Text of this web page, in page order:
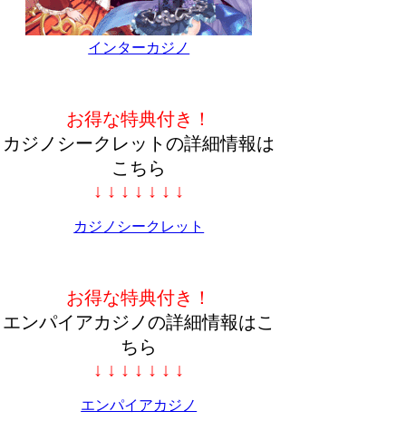
インターカジノ
お得な特典付き！
カジノシークレットの詳細情報は
こちら
↓ ↓ ↓ ↓ ↓ ↓ ↓
カジノシークレット
お得な特典付き！
エンパイアカジノの詳細情報はこ
ちら
↓ ↓ ↓ ↓ ↓ ↓ ↓
エンパイアカジノ